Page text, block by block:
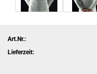
Art.Nr.:
Lieferzeit: